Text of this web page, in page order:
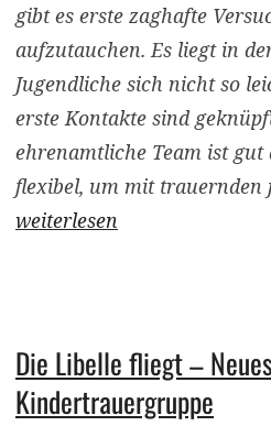
gibt es erste zaghafte
aufzutauchen. Es liegt in
Jugendliche sich nicht so
erste Kontakte sind
ehrenamtliche Team ist
flexibel, um mit trauernden
weiterlesen
Die Libelle fliegt –
Kindertrauergruppe